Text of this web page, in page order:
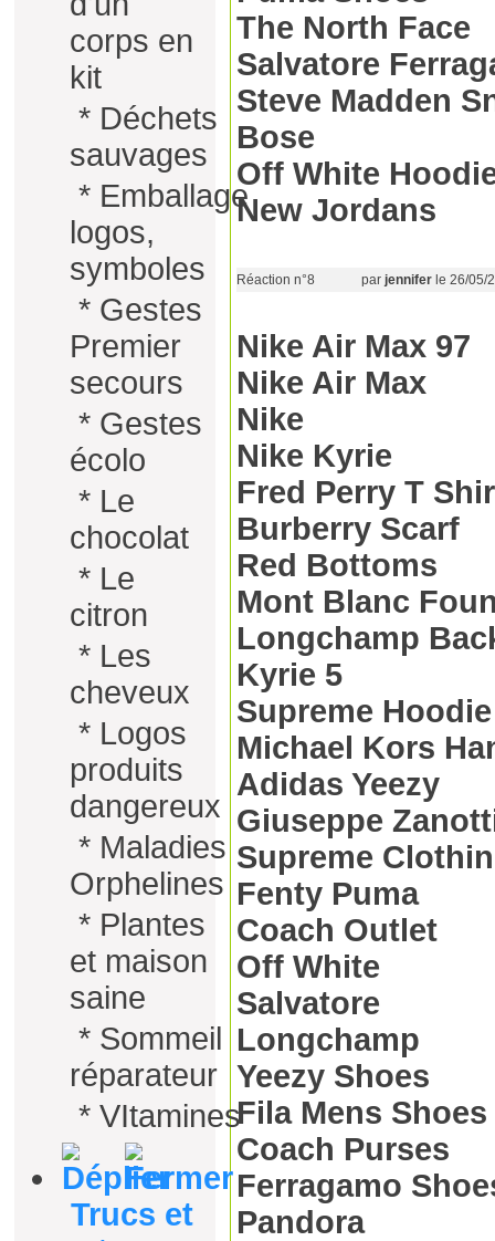
corps en
kit
* Déchets
sauvages
* Emballage
logos,
symboles
* Gestes
Premier
secours
* Gestes
écolo
* Le
chocolat
* Le
citron
* Les
cheveux
* Logos
produits
dangereux
* Maladies
Orphelines
* Plantes
et maison
saine
* Sommeil
réparateur
* VItamines
Trucs et
The North Face
Salvatore
Steve Madden
Bose
Off White
New Jordans
Réaction n°8 par jennifer le 26/05/
Nike Air Max 97
Nike Air Max
Nike
Nike Kyrie
Fred Perry T
Burberry Scarf
Red Bottoms
Mont Blanc
Longchamp
Kyrie 5
Supreme Hoodie
Michael Kors
Adidas Yeezy
Giuseppe
Supreme
Fenty Puma
Coach Outlet
Off White
Salvatore
Longchamp
Yeezy Shoes
Fila Mens Shoes
Coach Purses
Ferragamo
Pandora